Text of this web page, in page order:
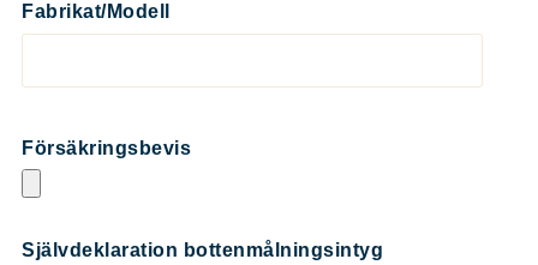
Fabrikat/Modell
Försäkringsbevis
Självdeklaration bottenmålningsintyg